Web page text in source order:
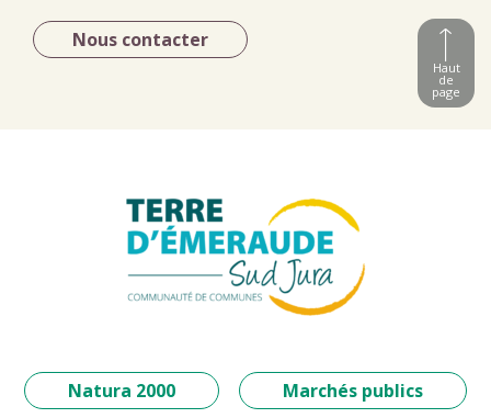
Nous contacter
Haut
de
page
Natura 2000 Marchés publics